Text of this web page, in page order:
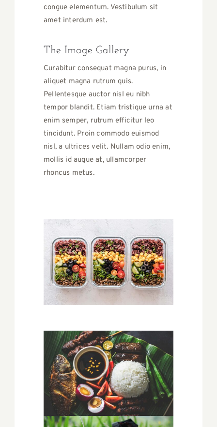
congue elementum. Vestibulum sit
amet interdum est.
The Image Gallery
Curabitur consequat magna purus, in
aliquet magna rutrum quis.
Pellentesque auctor nisl eu nibh
tempor blandit. Etiam tristique urna at
enim semper, rutrum efficitur leo
tincidunt. Proin commodo euismod
nisl, a ultrices velit. Nullam odio enim,
mollis id augue at, ullamcorper
rhoncus metus.